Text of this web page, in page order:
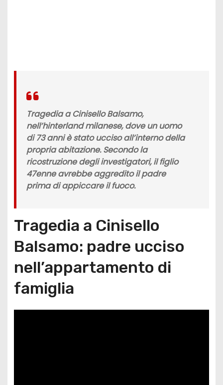
Tragedia a Cinisello Balsamo,
nell’hinterland milanese, dove un uomo
di 73 anni è stato ucciso all’interno della
propria abitazione. Secondo la
ricostruzione degli investigatori, il figlio
47enne avrebbe aggredito il padre
prima di appiccare il fuoco.
Tragedia a Cinisello
Balsamo: padre ucciso
nell’appartamento di
famiglia